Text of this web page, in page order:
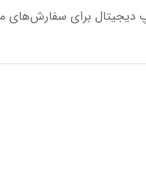
دیجیتال برای سفارش‌های